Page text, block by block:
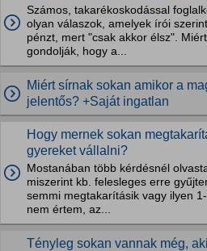
Számos, takarékoskodással
olyan válaszok, amelyek írói
pénzt, mert "csak akkor élsz".
gondolják, hogy a...
Miért sírnak sokan amikor a
jelentős? +Saját ingatlan
Hogy mernek sokan
gyereket vállalni?
Mostanában több kérdésnél
miszerint kb. felesleges erre
semmi megtakarításik vagy ilyen
nem értem, az...
Tényleg sokan vannak még,